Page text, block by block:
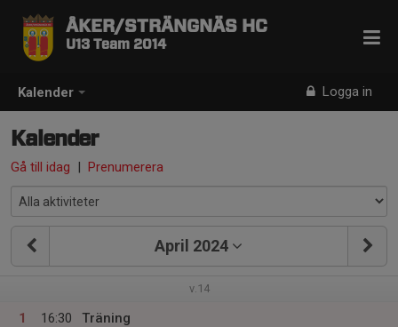
Kalender Logga in
ÅKER/STRÄNGNÄS HC
U13 Team 2014
Kalender
Gå till idag | Prenumerera
April 2024
v.14
1
16:30
Träning